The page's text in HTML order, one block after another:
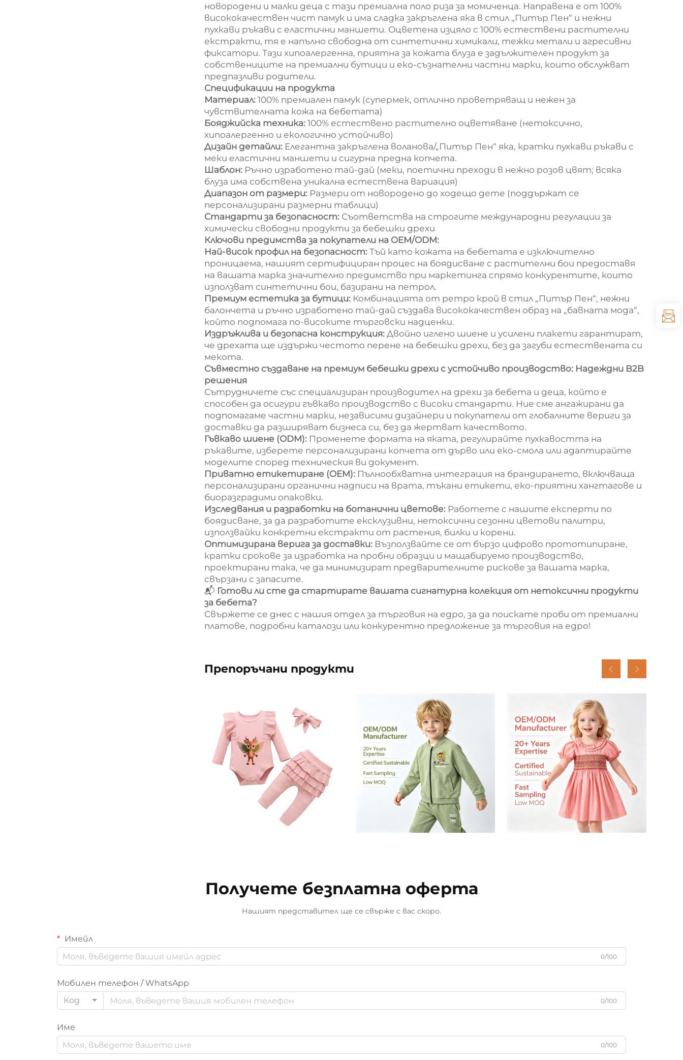
новородени и малки деца с тази премиална поло риза за момиченца. Направена е от 100%
висококачествен чист памук и има сладка закръглена яка в стил „Питър Пен“ и нежни
пухкави ръкави с еластични маншети. Оцветена изцяло с 100% естествени растителни
екстракти, тя е напълно свободна от синтетични химикали, тежки метали и агресивни
фиксатори. Тази хипоалергенна, приятна за кожата блуза е задължителен продукт за
собствениците на премиални бутици и еко-съзнателни частни марки, които обслужват
предпазливи родители.
Спецификации на продукта
Материал: 100% премиален памук (супермек, отлично проветряващ и нежен за
чувствителната кожа на бебетата)
Бояджийска техника: 100% естествено растително оцветяване (нетоксично,
хипоалергенно и екологично устойчиво)
Дизайн детайли: Елегантна закръглена воланова/„Питър Пен“ яка, кратки пухкави ръкави с
меки еластични маншети и сигурна предна копчета.
Шаблон: Ръчно изработено тай-дай (меки, поетични преходи в нежно розов цвят; всяка
блуза има собствена уникална естествена вариация)
Диапазон от размери: Размери от новородено до ходещо дете (поддържат се
персонализирани размерни таблици)
Стандарти за безопасност: Съответства на строгите международни регулации за
химически свободни продукти за бебешки дрехи
Ключови предимства за покупатели на OEM/ODM:
Най-висок профил на безопасност: Тъй като кожата на бебетата е изключително
проницаема, нашият сертифициран процес на боядисване с растителни бои предоставя
на вашата марка значително предимство при маркетинга спрямо конкурентите, които
използват синтетични бои, базирани на петрол.
Премиум естетика за бутици: Комбинацията от ретро крой в стил „Питър Пен“, нежни
балончета и ръчно изработено тай-дай създава висококачествен образ на „бавната мода“,
който подпомага по-високите търговски надценки.
Издръжлива и безопасна конструкция: Двойно иглено шиене и усилени плакети гарантират,
че дрехата ще издържи честото перене на бебешки дрехи, без да загуби естествената си
мекота.
Съвместно създаване на премиум бебешки дрехи с устойчиво производство: Надеждни B2B
решения
Сътрудничете със специализиран производител на дрехи за бебета и деца, който е
способен да осигури гъвкаво производство с високи стандарти. Ние сме ангажирани да
подпомагаме частни марки, независими дизайнери и покупатели от глобалните вериги за
доставки да разширяват бизнеса си, без да жертват качеството.
Гъвкаво шиене (ODM): Променете формата на яката, регулирайте пухкавостта на
ръкавите, изберете персонализирани копчета от дърво или еко-смола или адаптирайте
моделите според техническия ви документ.
Приватно етикетиране (OEM): Пълнообхватна интеграция на брандирането, включваща
персонализирани органични надписи на врата, тъкани етикети, еко-приятни хангтагове и
биоразградими опаковки.
Изследвания и разработки на ботанични цветове: Работете с нашите експерти по
боядисване, за да разработите ексклузивни, нетоксични сезонни цветови палитри,
използвайки конкретни екстракти от растения, билки и корени.
Оптимизирана верига за доставки: Възползвайте се от бързо цифрово прототипиране,
кратки срокове за изработка на пробни образци и мащабируемо производство,
проектирани така, че да минимизират предварителните рискове за вашата марка,
свързани с запасите.
📬 Готови ли сте да стартирате вашата сигнатурна колекция от нетоксични продукти
за бебета?
Свържете се днес с нашия отдел за търговия на едро, за да поискате проби от премиални
платове, подробни каталози или конкурентно предложение за търговия на едро!
Препоръчани продукти
Получете безплатна оферта
Нашият представител ще се свърже с вас скоро.
Имейл
0/100
Мобилен телефон / WhatsApp
Код
0/100
Име
0/100